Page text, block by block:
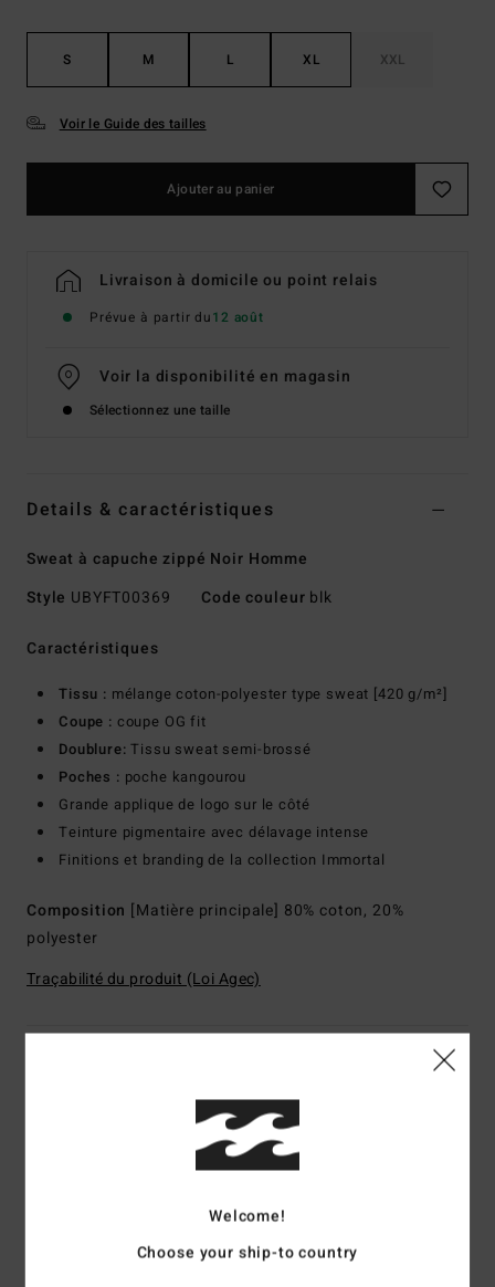
S M L XL XXL
Voir le Guide des tailles
Ajouter au panier
Livraison à domicile ou point relais
Prévue à partir du12 août
Voir la disponibilité en magasin
Sélectionnez une taille
Details & caractéristiques
Sweat à capuche zippé Noir Homme
Style UBYFT00369 Code couleur blk
Caractéristiques
Tissu : mélange coton-polyester type sweat [420 g/m²]
Coupe : coupe OG fit
Doublure:Tissu sweat semi-brossé
Poches : poche kangourou
Grande applique de logo sur le côté
Teinture pigmentaire avec délavage intense
Finitions et branding de la collection Immortal
Composition [Matière principale] 80% coton, 20%
polyester
Traçabilité du produit (Loi Agec)
Welcome!
Choose your ship-to country